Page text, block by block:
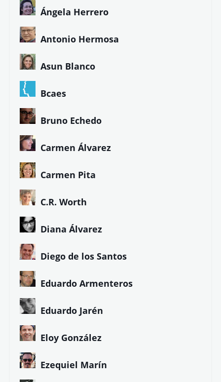
Ángela Herrero
Antonio Hermosa
Asun Blanco
Bcaes
Bruno Echedo
Carmen Álvarez
Carmen Pita
C.R. Worth
Diana Álvarez
Diego de los Santos
Eduardo Armenteros
Eduardo Jarén
Eloy González
Ezequiel Marín